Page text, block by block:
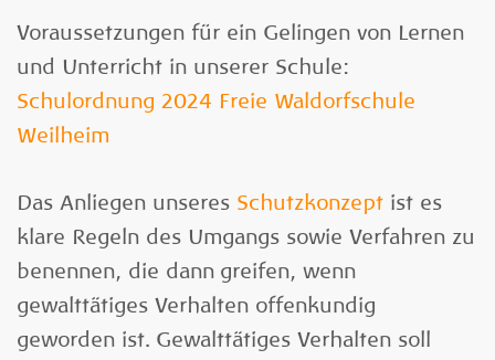
Voraussetzungen für ein Gelingen von Lernen
und Unterricht in unserer Schule:
Schulordnung 2024 Freie Waldorfschule
Weilheim
Das Anliegen unseres Schutzkonzept ist es
klare Regeln des Umgangs sowie Verfahren zu
benennen, die dann greifen, wenn
gewalttätiges Verhalten offenkundig
geworden ist. Gewalttätiges Verhalten soll